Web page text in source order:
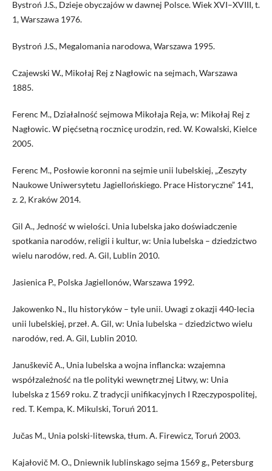
Bystroń J.S., Dzieje obyczajów w dawnej Polsce. Wiek XVI–XVIII, t.
1, Warszawa 1976.
Bystroń J.S., Megalomania narodowa, Warszawa 1995.
Czajewski W., Mikołaj Rej z Nagłowic na sejmach, Warszawa
1885.
Ferenc M., Działalność sejmowa Mikołaja Reja, w: Mikołaj Rej z
Nagłowic. W pięćsetną rocznicę urodzin, red. W. Kowalski, Kielce
2005.
Ferenc M., Posłowie koronni na sejmie unii lubelskiej, „Zeszyty
Naukowe Uniwersytetu Jagiellońskiego. Prace Historyczne” 141,
z. 2, Kraków 2014.
Gil A., Jedność w wielości. Unia lubelska jako doświadczenie
spotkania narodów, religii i kultur, w: Unia lubelska – dziedzictwo
wielu narodów, red. A. Gil, Lublin 2010.
Jasienica P., Polska Jagiellonów, Warszawa 1992.
Jakowenko N., Ilu historyków – tyle unii. Uwagi z okazji 440-lecia
unii lubelskiej, przeł. A. Gil, w: Unia lubelska – dziedzictwo wielu
narodów, red. A. Gil, Lublin 2010.
Januškevič A., Unia lubelska a wojna inflancka: wzajemna
współzależność na tle polityki wewnętrznej Litwy, w: Unia
lubelska z 1569 roku. Z tradycji unifikacyjnych I Rzeczypospolitej,
red. T. Kempa, K. Mikulski, Toruń 2011.
Jučas M., Unia polski-litewska, tłum. A. Firewicz, Toruń 2003.
Kajałovič M. O., Dniewnik lublinskago sejma 1569 g., Petersburg